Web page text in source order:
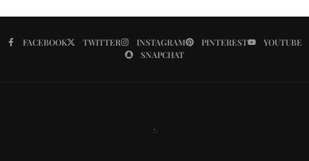
FACEBOOK TWITTER INSTAGRAM PINTEREST
YOUTUBE
SNAPCHAT